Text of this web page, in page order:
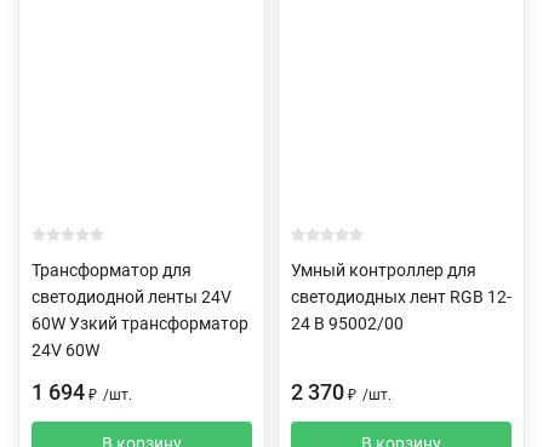
Трансформатор для
светодиодной ленты 24V
60W Узкий трансформатор
24V 60W
1 694 ₽ /шт.
Умный контроллер для
светодиодных лент RGB 12-
24 В 95002/00
2 370 ₽ /шт.